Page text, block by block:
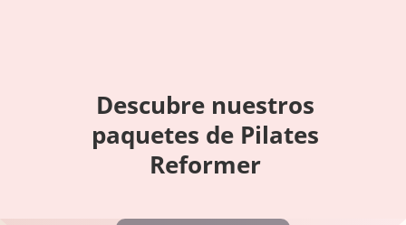
Descubre nuestros
paquetes de Pilates
Reformer